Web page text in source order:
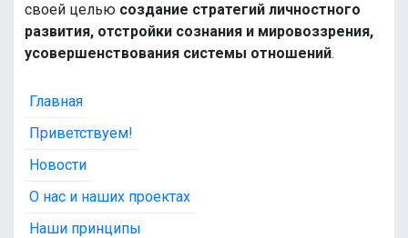
своей целью создание стратегий личностного
развития, отстройки сознания и мировоззрения,
усовершенствования системы отношений.
Главная
Приветствуем!
Новости
О нас и наших проектах
Наши принципы